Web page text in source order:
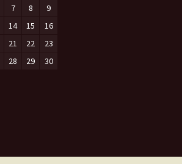
7 8
9
14 15
16
21 22
23
28 29
30